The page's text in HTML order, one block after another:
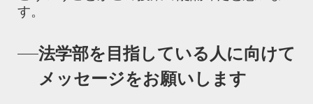
す。
法学部を目指している人に向けて
メッセージをお願いします